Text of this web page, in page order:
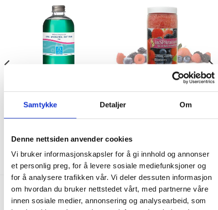
Samtykke Detaljer Om
Denne nettsiden anvender cookies
Vi bruker informasjonskapsler for å gi innhold og annonser
et personlig preg, for å levere sosiale mediefunksjoner og
for å analysere trafikken vår. Vi deler dessuten informasjon
om hvordan du bruker nettstedet vårt, med partnerne våre
innen sosiale medier, annonsering og analysearbeid, som
Wellness Fragrance Pine inSPAration Spaberry 553g
FRAKT PÅ ORDRE 0-1499 kroner: